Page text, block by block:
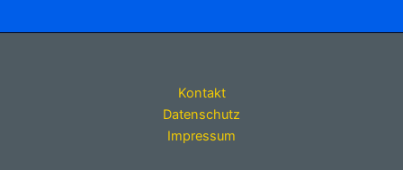
Kontakt
Datenschutz
Impressum